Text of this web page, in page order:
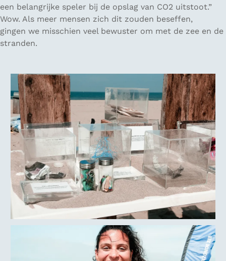
een belangrijke speler bij de opslag van CO2 uitstoot.”
Wow. Als meer mensen zich dit zouden beseffen,
gingen we misschien veel bewuster om met de zee en de
stranden.